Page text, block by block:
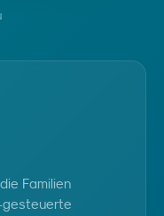
Familien
gesteuerte